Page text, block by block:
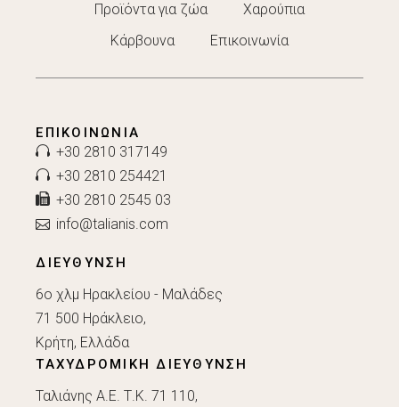
Προϊόντα για ζώα
Χαρούπια
Κάρβουνα
Επικοινωνία
ΕΠΙΚΟΙΝΩΝΊΑ
+30 2810 317149
+30 2810 254421
+30 2810 2545 03
info@talianis.com
ΔΙΕΥΘΥΝΣΗ
6ο χλμ Ηρακλείου - Μαλάδες
71 500 Ηράκλειο,
Κρήτη, Ελλάδα
ΤΑΧΥΔΡΟΜΙΚΗ ΔΙΕΥΘΥΝΣΗ
Ταλιάνης Α.Ε. Τ.Κ. 71 110,